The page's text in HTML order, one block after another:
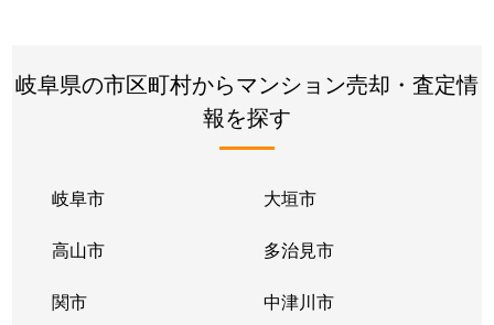
岐阜県の市区町村からマンション売却・査定情
報を探す
岐阜市 大垣市
高山市 多治見市
関市 中津川市